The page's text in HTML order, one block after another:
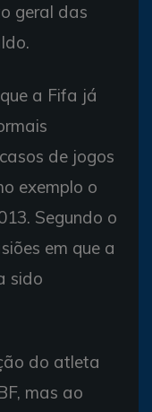
geral das
a Fifa já
de jogos
exemplo o
Segundo o
em que a
sido
do atleta
mas ao